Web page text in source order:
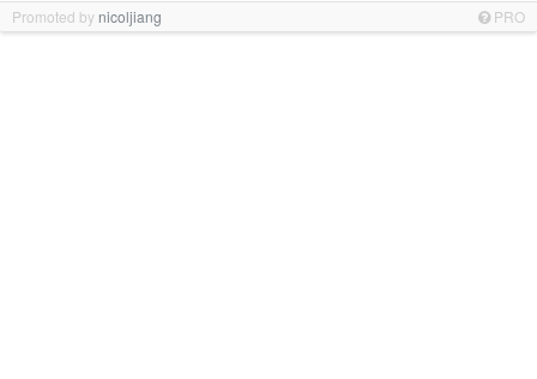
Promoted by nicoljiang PRO